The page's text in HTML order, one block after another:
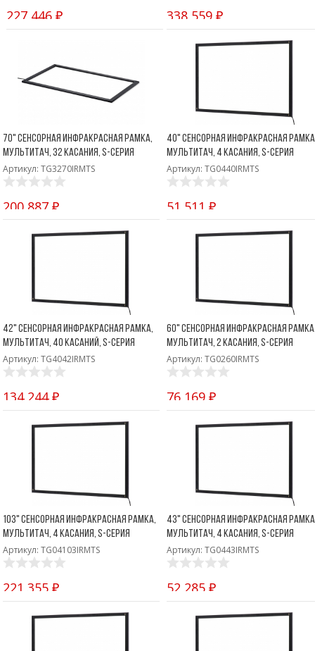
диагональю до 55
дюймов
жестового
управления
Промышленные
227 446 ₽ 338 559 ₽
70" Сенсорная инфракрасная рамка,
мультитач, 32 касания, S-серия
Артикул: TG3270IRMTS
200 887 ₽
40" Сенсорная инфракрасная
мультитач, 4 касания, S-серия
Артикул: TG0440IRMTS
51 511 ₽
42" Сенсорная инфракрасная рамка,
мультитач, 40 касаний, S-серия
Артикул: TG4042IRMTS
134 244 ₽
60" Сенсорная инфракрасная
мультитач, 2 касания, S-серия
Артикул: TG0260IRMTS
76 169 ₽
103" Сенсорная инфракрасная рамка,
мультитач, 4 касания, S-серия
Артикул: TG04103IRMTS
221 355 ₽
43" Сенсорная инфракрасная
мультитач, 4 касания, S-серия
Артикул: TG0443IRMTS
52 285 ₽